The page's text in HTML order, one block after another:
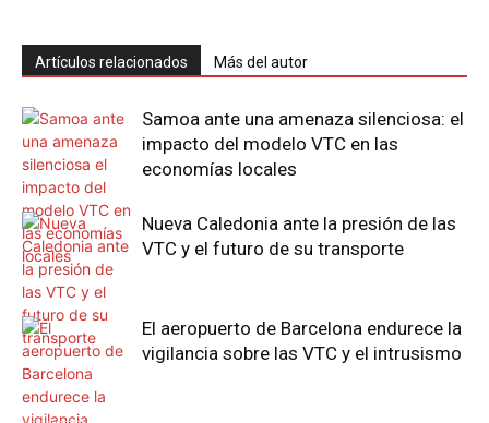
Artículos relacionados Más del autor
Samoa ante una amenaza silenciosa: el
impacto del modelo VTC en las
economías locales
Nueva Caledonia ante la presión de las
VTC y el futuro de su transporte
El aeropuerto de Barcelona endurece la
vigilancia sobre las VTC y el intrusismo